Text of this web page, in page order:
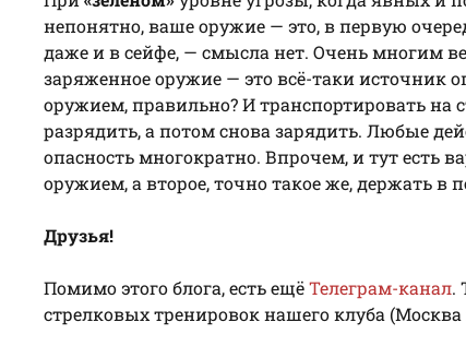
непонятно, ваше оружие — это, в первую
даже и в сейфе, — смысла нет. Очень многим
заряженное оружие — это всё-таки источник
оружием, правильно? И транспортировать на
разрядить, а потом снова зарядить. Любые
опасность многократно. Впрочем, и тут есть
оружием, а второе, точно такое же, держать в
Друзья!
Помимо этого блога, есть ещёТелеграм-канал.
стрелковых тренировок нашего клуба (Москва